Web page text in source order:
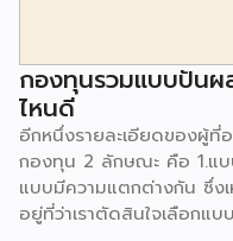
กองทุนรวมแบบปัน
ไหนดี
อีกหนึ่งรายละเอียดของผู้ที่
กองทุน 2 ลักษณะ คือ 1.แ
แบบมีความแตกต่างกัน ซึ่
อยู่ที่ว่าเราตัดสินใจเลือกแ